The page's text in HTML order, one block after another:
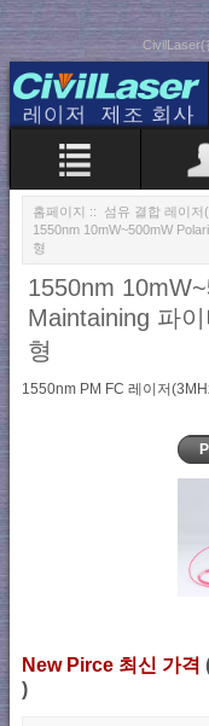
CivilLaser(
홈페이지 :: 섬유 결합 레이저
1550nm 10mW~500mW
형
1550nm
Maintaining 파
형
1550nm PM FC 레이저
New Pirce 최신 가격
)